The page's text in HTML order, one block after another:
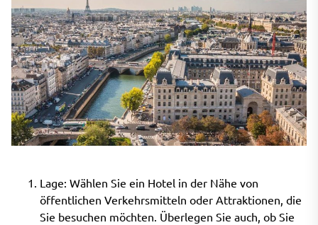
Lage: Wählen Sie ein Hotel in der Nähe von
öffentlichen Verkehrsmitteln oder Attraktionen, die
Sie besuchen möchten. Überlegen Sie auch, ob Sie